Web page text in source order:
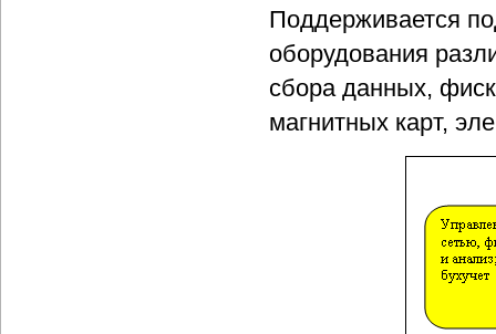
Поддерживается
оборудования
сбора данных,
магнитных карт,